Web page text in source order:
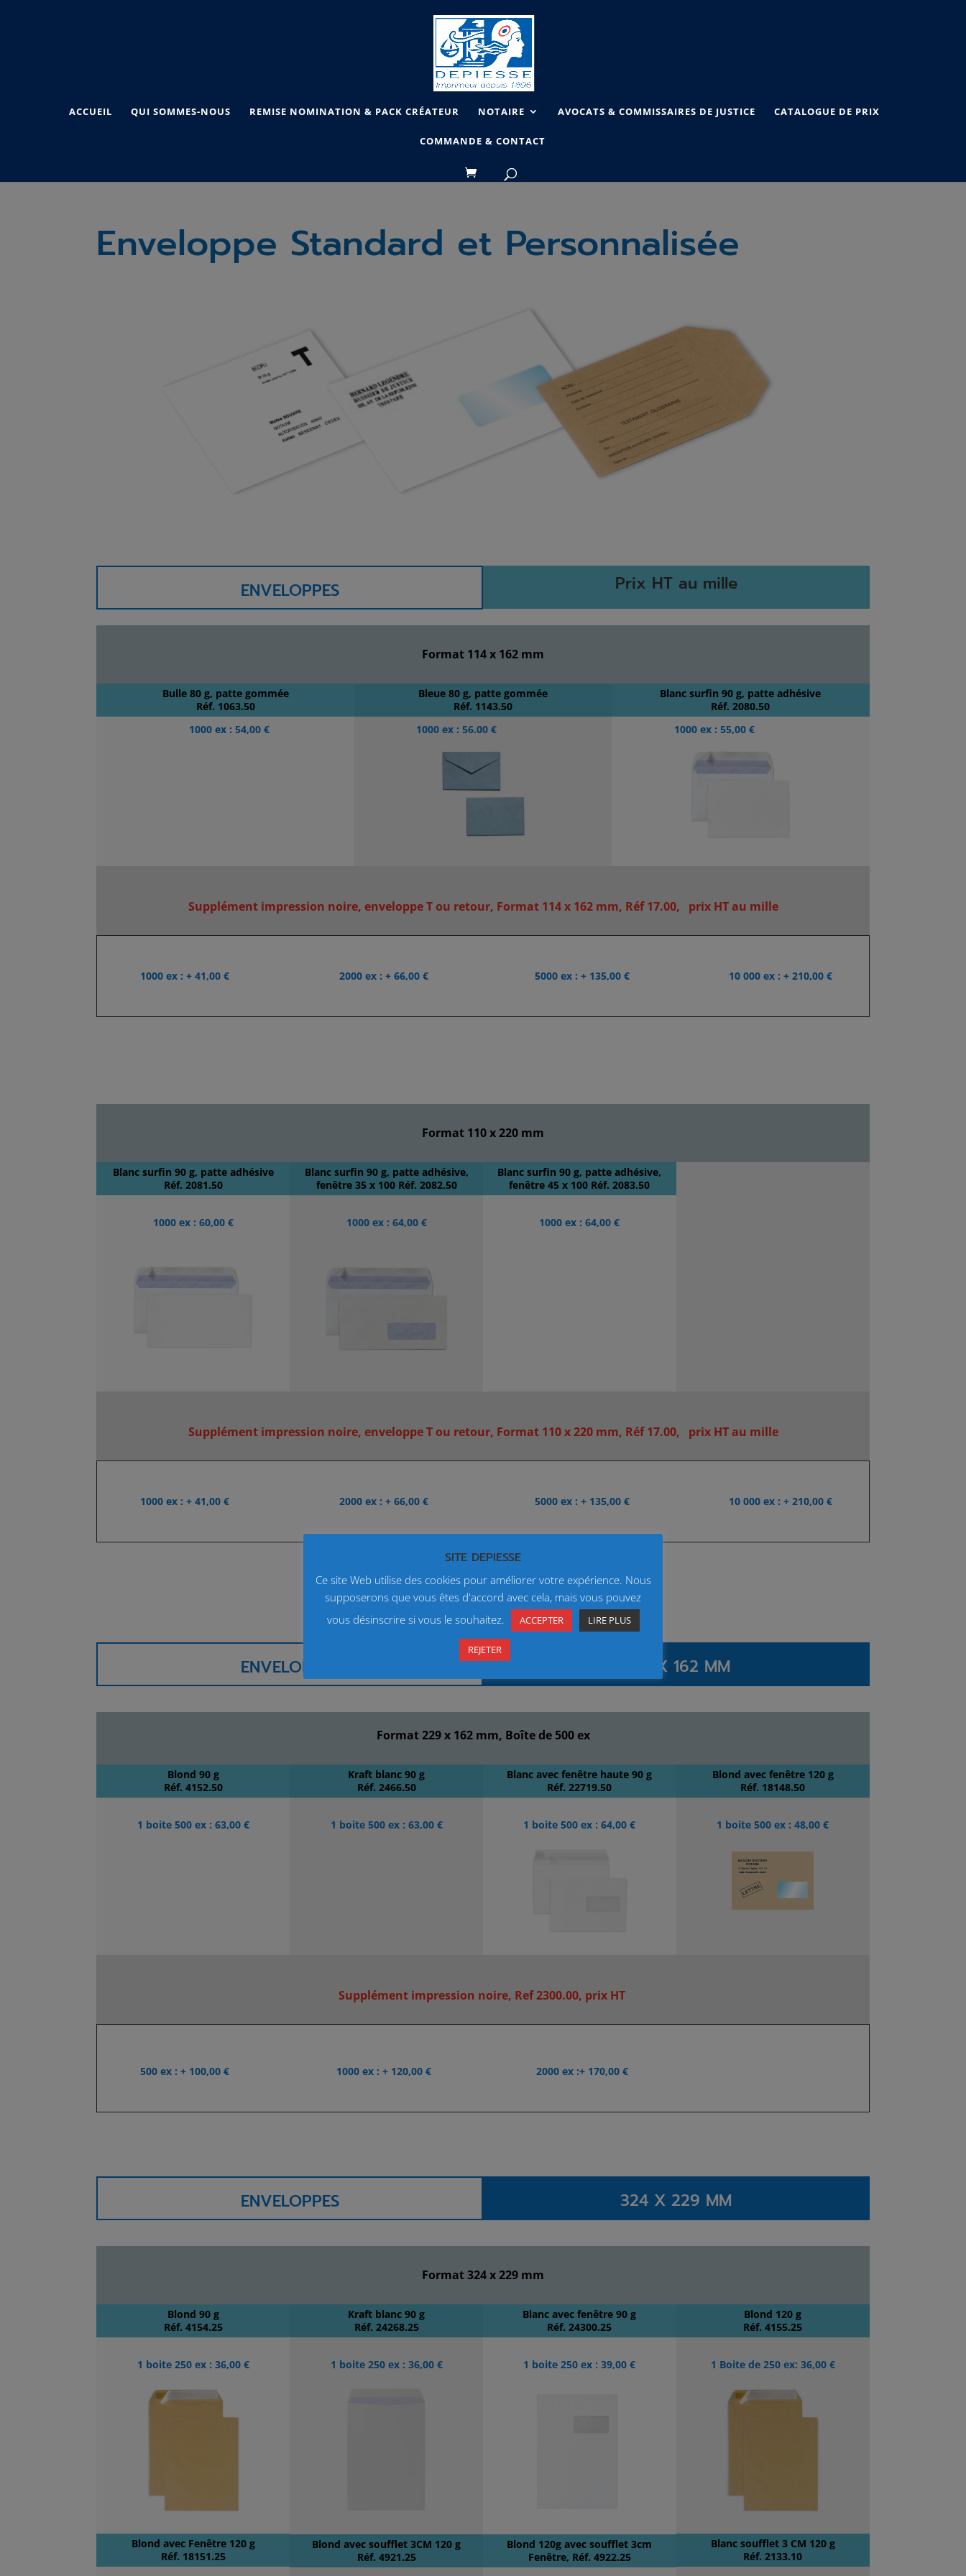
ACCUEIL QUI SOMMES-NOUS REMISE NOMINATION & PACK CRÉATEUR NOTAIRE AVOCATS & COMMISSAIRES DE JUSTICE CATALOGUE DE PRIX
COMMANDE & CONTACT
Enveloppe Standard et Personnalisée
ENVELOPPES Prix HT au mille
Format 114 x 162 mm
Bulle 80 g, patte gommée
Réf. 1063.50
1000 ex : 54,00 €
Bleue 80 g, patte gommée
Réf. 1143.50
1000 ex : 56.00 €
Blanc surfin 90 g, patte adhésive
Réf. 2080.50
1000 ex : 55,00 €
Supplément impression noire, enveloppe T ou retour, Format 114 x 162 mm, Réf 17.00, prix HT au mille
1000 ex : + 41,00 € 2000 ex : + 66,00 € 5000 ex : + 135,00 € 10 000 ex : + 210,00 €
Format 110 x 220 mm
Blanc surfin 90 g, patte adhésive
Réf. 2081.50
1000 ex : 60,00 €
Blanc surfin 90 g, patte adhésive,
fenêtre 35 x 100 Réf. 2082.50
1000 ex : 64,00 €
Blanc surfin 90 g, patte adhésive,
fenêtre 45 x 100 Réf. 2083.50
1000 ex : 64,00 €
Supplément impression noire, enveloppe T ou retour, Format 110 x 220 mm, Réf 17.00, prix HT au mille
1000 ex : + 41,00 € 2000 ex : + 66,00 € 5000 ex : + 135,00 € 10 000 ex : + 210,00 €
ENVELOPPES 229 X 162 MM
Format 229 x 162 mm, Boîte de 500 ex
Blond 90 g
Réf. 4152.50
1 boite 500 ex : 63,00 €
Kraft blanc 90 g
Réf. 2466.50
1 boite 500 ex : 63,00 €
Blanc avec fenêtre haute 90 g
Réf. 22719.50
1 boite 500 ex : 64,00 €
Blond avec fenêtre 120 g
Réf. 18148.50
1 boite 500 ex : 48,00 €
Supplément impression noire, Ref 2300.00, prix HT
500 ex : + 100,00 € 1000 ex : + 120,00 € 2000 ex :+ 170,00 €
ENVELOPPES 324 X 229 MM
Format 324 x 229 mm
Blond 90 g
Réf. 4154.25
1 boite 250 ex : 36,00 €
Blond avec Fenêtre 120 g
Réf. 18151.25
Kraft blanc 90 g
Réf. 24268.25
1 boite 250 ex : 36,00 €
Blond avec soufflet 3CM 120 g
Réf. 4921.25
Blanc avec fenêtre 90 g
Réf. 24300.25
1 boite 250 ex : 39,00 €
Blond 120g avec soufflet 3cm
Fenêtre, Réf. 4922.25
Blond 120 g
Réf. 4155.25
1 Boite de 250 ex: 36,00 €
Blanc soufflet 3 CM 120 g
Réf. 2133.10
SITE DEPIESSE
Ce site Web utilise des cookies pour améliorer votre expérience. Nous
supposerons que vous êtes d'accord avec cela, mais vous pouvez
vous désinscrire si vous le souhaitez.
ACCEPTER LIRE PLUS
REJETER